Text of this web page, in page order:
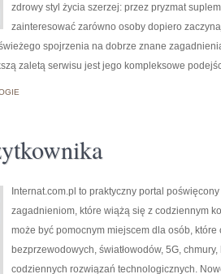
zdrowy styl życia szerzej: przez pryzmat
zainteresować zarówno osoby dopiero
spojrzenia na dobrze znane
zaletą serwisu jest jego kompleksowe
Internat.com.pl to praktyczny portal
zagadnieniom, które wiążą się z codziennym
może być pomocnym miejscem dla osób,
bezprzewodowych, światłowodów, 5G,
codziennych rozwiązań technologicznych.